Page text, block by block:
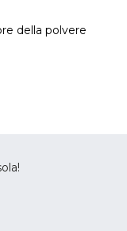
della polvere